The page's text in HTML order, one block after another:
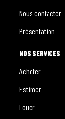
Nous contacter
Présentation
NOS SERVICES
Acheter
Estimer
Louer